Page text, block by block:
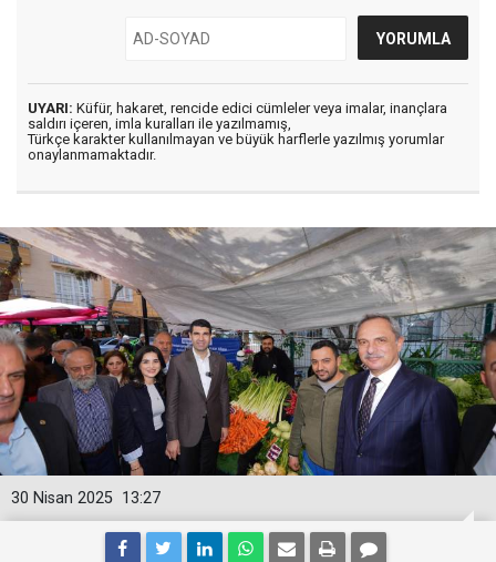
UYARI: Küfür, hakaret, rencide edici cümleler veya imalar, inançlara
saldırı içeren, imla kuralları ile yazılmamış,
Türkçe karakter kullanılmayan ve büyük harflerle yazılmış yorumlar
onaylanmamaktadır.
13:27
30 Nisan 2025